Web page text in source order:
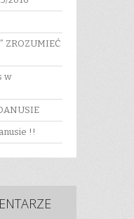
ZROZUMIEĆ
w
!!